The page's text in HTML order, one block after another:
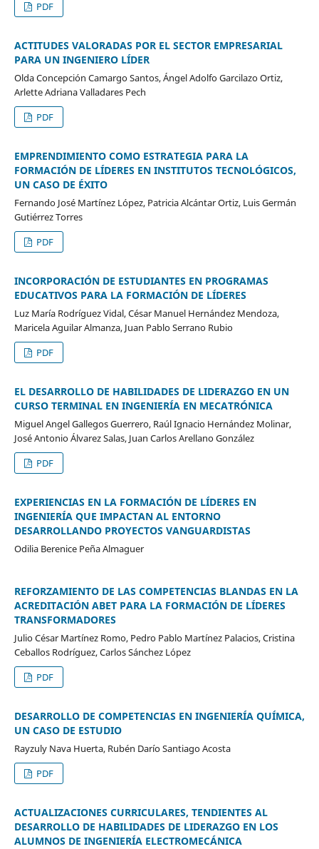
PDF
ACTITUDES VALORADAS POR EL SECTOR EMPRESARIAL
PARA UN INGENIERO LÍDER
Olda Concepción Camargo Santos, Ángel Adolfo Garcilazo Ortiz,
Arlette Adriana Valladares Pech
PDF
EMPRENDIMIENTO COMO ESTRATEGIA PARA LA
FORMACIÓN DE LÍDERES EN INSTITUTOS TECNOLÓGICOS,
UN CASO DE ÉXITO
Fernando José Martínez López, Patricia Alcántar Ortiz, Luis Germán
Gutiérrez Torres
PDF
INCORPORACIÓN DE ESTUDIANTES EN PROGRAMAS
EDUCATIVOS PARA LA FORMACIÓN DE LÍDERES
Luz María Rodríguez Vidal, César Manuel Hernández Mendoza,
Maricela Aguilar Almanza, Juan Pablo Serrano Rubio
PDF
EL DESARROLLO DE HABILIDADES DE LIDERAZGO EN UN
CURSO TERMINAL EN INGENIERÍA EN MECATRÓNICA
Miguel Angel Gallegos Guerrero, Raúl Ignacio Hernández Molinar,
José Antonio Álvarez Salas, Juan Carlos Arellano González
PDF
EXPERIENCIAS EN LA FORMACIÓN DE LÍDERES EN
INGENIERÍA QUE IMPACTAN AL ENTORNO
DESARROLLANDO PROYECTOS VANGUARDISTAS
Odilia Berenice Peña Almaguer
REFORZAMIENTO DE LAS COMPETENCIAS BLANDAS EN LA
ACREDITACIÓN ABET PARA LA FORMACIÓN DE LÍDERES
TRANSFORMADORES
Julio César Martínez Romo, Pedro Pablo Martínez Palacios, Cristina
Ceballos Rodríguez, Carlos Sánchez López
PDF
DESARROLLO DE COMPETENCIAS EN INGENIERÍA QUÍMICA,
UN CASO DE ESTUDIO
Rayzuly Nava Huerta, Rubén Darío Santiago Acosta
PDF
ACTUALIZACIONES CURRICULARES, TENDIENTES AL
DESARROLLO DE HABILIDADES DE LIDERAZGO EN LOS
ALUMNOS DE INGENIERÍA ELECTROMECÁNICA